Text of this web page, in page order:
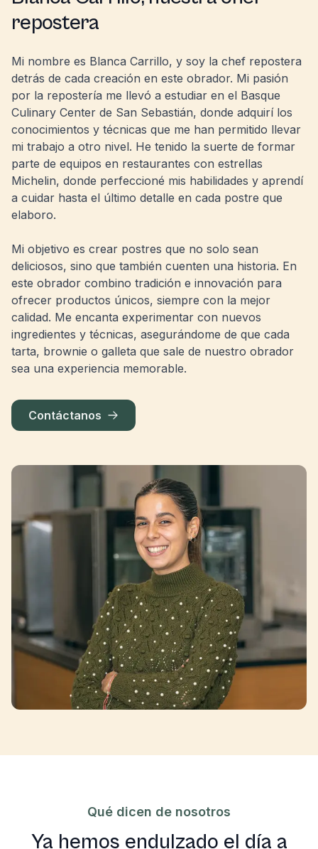
repostera
Mi nombre es Blanca Carrillo, y soy la chef repostera
detrás de cada creación en este obrador. Mi pasión
por la repostería me llevó a estudiar en el Basque
Culinary Center de San Sebastián, donde adquirí los
conocimientos y técnicas que me han permitido llevar
mi trabajo a otro nivel. He tenido la suerte de formar
parte de equipos en restaurantes con estrellas
Michelin, donde perfeccioné mis habilidades y aprendí
a cuidar hasta el último detalle en cada postre que
elaboro.
Mi objetivo es crear postres que no solo sean
deliciosos, sino que también cuenten una historia. En
este obrador combino tradición e innovación para
ofrecer productos únicos, siempre con la mejor
calidad. Me encanta experimentar con nuevos
ingredientes y técnicas, asegurándome de que cada
tarta, brownie o galleta que sale de nuestro obrador
sea una experiencia memorable.
Contáctanos
Qué dicen de nosotros
Ya hemos endulzado el día a